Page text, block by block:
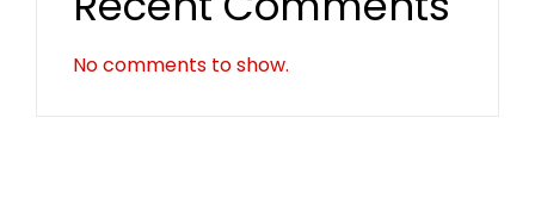
No comments to show.